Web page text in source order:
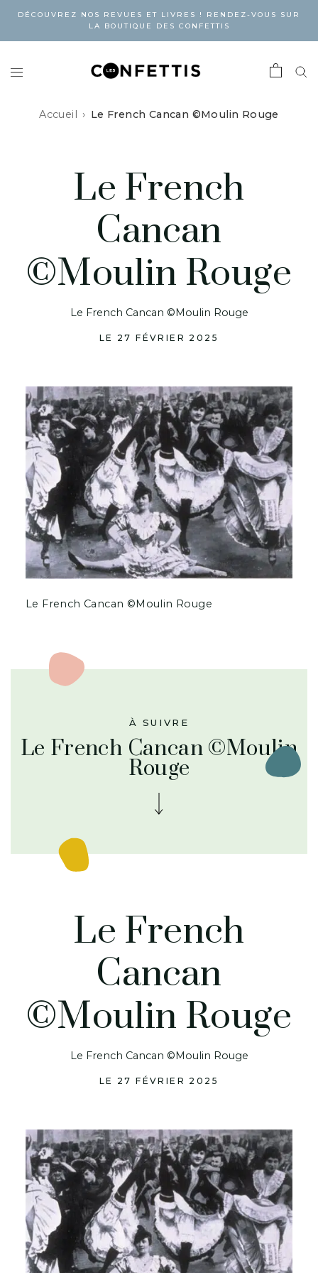
DÉCOUVREZ NOS REVUES ET LIVRES ! RENDEZ-VOUS SUR
LA BOUTIQUE DES CONFETTIS
Accueil Le French Cancan ©Moulin Rouge
Le French
Cancan
©Moulin Rouge
Le French Cancan ©Moulin Rouge
LE 27 FÉVRIER 2025
Le French Cancan ©Moulin Rouge
À SUIVRE
Le French Cancan ©Moulin
Rouge
Le French
Cancan
©Moulin Rouge
Le French Cancan ©Moulin Rouge
LE 27 FÉVRIER 2025